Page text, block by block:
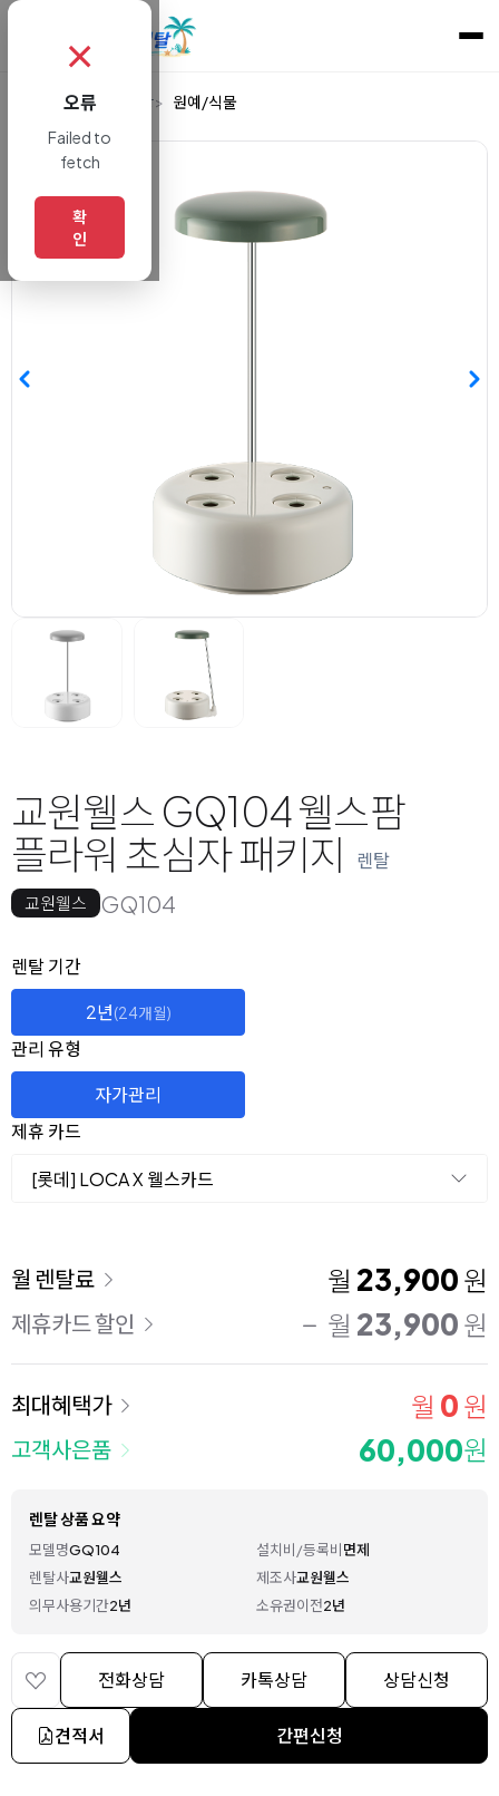
렌탈 생활/건강 원예/식물
교원웰스 GQ104 웰스팜
플라워 초심자 패키지
렌탈
교원웰스 GQ104
옵션 선택
렌탈 선택
렌탈 기간
2년(24개월)
관리 유형
자가관리
제휴 카드
[롯데] LOCA X 웰스카드
이용 요금
월 렌탈료 월 23,900 원
제휴카드 할인 월 23,900 원
최대혜택가 월 0 원
고객사은품 60,000원
렌탈 상품 요약
모델명GQ104 설치비/등록비면제
렌탈사교원웰스 제조사교원웰스
의무사용기간2년 소유권이전2년
전화상담 카톡상담 상담신청
견적서 간편신청
✗
오류
Failed to
fetch
확
인